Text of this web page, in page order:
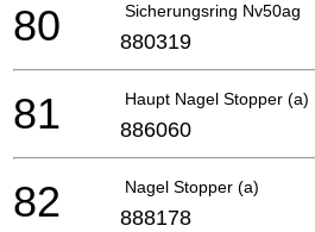
Sicherungsring Nv50ag
80 880319
Haupt Nagel Stopper (a)
81 886060
Nagel Stopper (a)
82 888178